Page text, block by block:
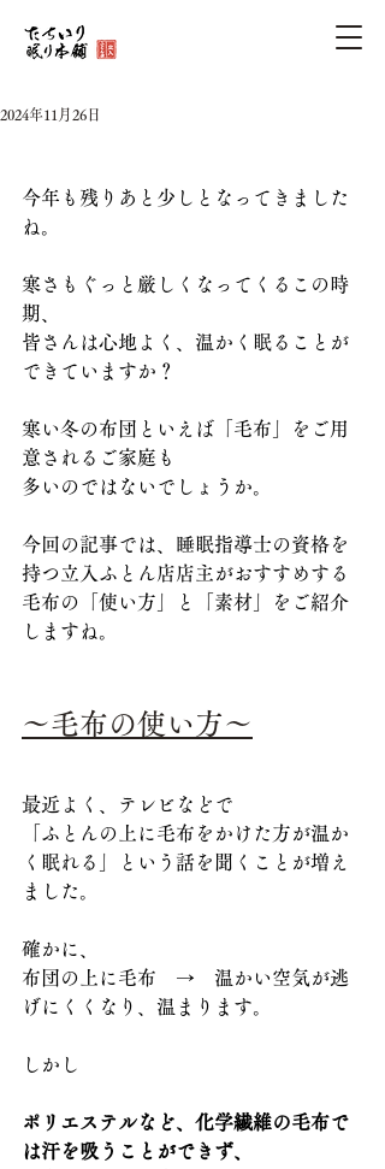
2024年11月26日
今年も残りあと少しとなってきました
ね。
寒さもぐっと厳しくなってくるこの時
期、
皆さんは心地よく、温かく眠ることが
できていますか？
寒い冬の布団といえば「毛布」をご用
意されるご家庭も
多いのではないでしょうか。
今回の記事では、睡眠指導士の資格を
持つ立入ふとん店店主がおすすめする
毛布の「使い方」と「素材」をご紹介
しますね。
～毛布の使い方～
最近よく、テレビなどで
「ふとんの上に毛布をかけた方が温か
く眠れる」という話を聞くことが増え
ました。
確かに、
布団の上に毛布　→　温かい空気が逃
げにくくなり、温まります。
しかし
ポリエステルなど、化学繊維の毛布で
は汗を吸うことができず、